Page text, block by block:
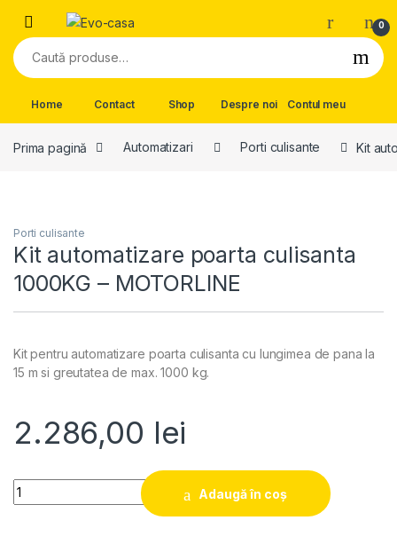
Skip to navigation
Skip to content
0
Caută după:
Home Contact Shop Despre noi Contul meu
Prima pagină Automatizari Porti culisante Kit
Porti culisante
Kit automatizare poarta culisanta
1000KG – MOTORLINE
Kit pentru automatizare poarta culisanta cu lungimea de pana la
15 m si greutatea de max. 1000 kg.
2.286,00 lei
Quantity
Adaugă în coș